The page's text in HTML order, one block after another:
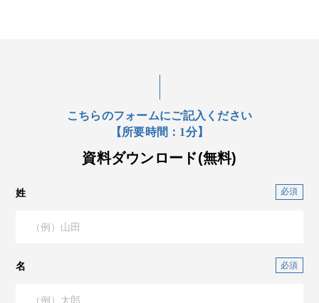
こちらのフォームにご記入ください
【所要時間：1分】
資料ダウンロード(無料)
姓
名